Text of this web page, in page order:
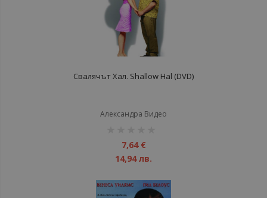
Свалячът Хал. Shallow Hal (DVD)
Александра Видео
7,64 €
14,94 лв.